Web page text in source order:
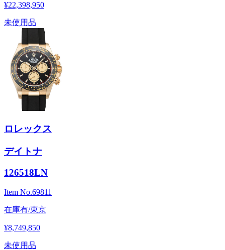
¥22,398,950
未使用品
ロレックス
デイトナ
126518LN
Item No.69811
在庫有/東京
¥8,749,850
未使用品